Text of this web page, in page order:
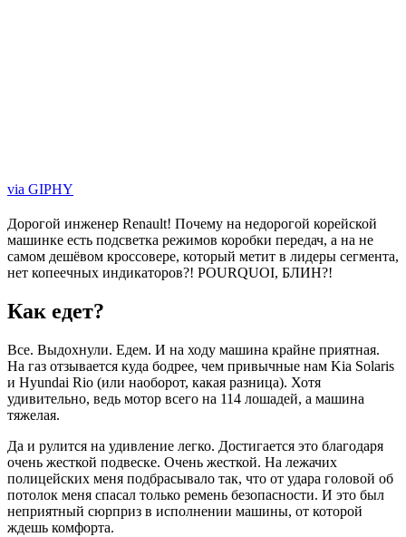
via GIPHY
Дорогой инженер Renault! Почему на недорогой корейской
машинке есть подсветка режимов коробки передач, а на не
самом дешёвом кроссовере, который метит в лидеры сегмента,
нет копеечных индикаторов?! POURQUOI, БЛИН?!
Как едет?
Все. Выдохнули. Едем. И на ходу машина крайне приятная.
На газ отзывается куда бодрее, чем привычные нам Kia Solaris
и Hyundai Rio (или наоборот, какая разница). Хотя
удивительно, ведь мотор всего на 114 лошадей, а машина
тяжелая.
Да и рулится на удивление легко. Достигается это благодаря
очень жесткой подвеске. Очень жесткой. На лежачих
полицейских меня подбрасывало так, что от удара головой об
потолок меня спасал только ремень безопасности. И это был
неприятный сюрприз в исполнении машины, от которой
ждешь комфорта.